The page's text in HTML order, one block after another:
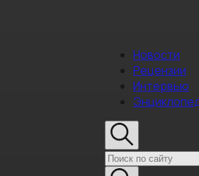
Новости
Рецензии
Интервью